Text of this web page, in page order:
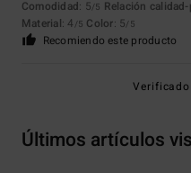
Comodidad: 5/5 Relación
Material: 4 /5 Color: 5/5
Recomiendo este producto
Últimos artículos